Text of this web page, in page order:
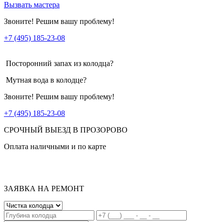
Вызвать мастера
Звоните! Решим вашу проблему!
+7 (495) 185-23-08
Посторонний запах из колодца?
Мутная вода в колодце?
Звоните! Решим вашу проблему!
+7 (495) 185-23-08
СРОЧНЫЙ ВЫЕЗД В ПРОЗОРОВО
Оплата наличными и по карте
ЗАЯВКА НА РЕМОНТ